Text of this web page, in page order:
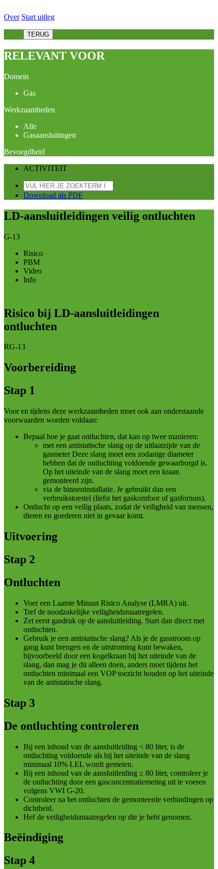
Over Start uitleg
TERUG
RELEVANT VOOR
Domein
Gas
Werkzaamheden
Alle
Gasaansluitingen
Bevoegdheid
ACTIVITEIT
Download als PDF
LD-aansluitleidingen veilig ontluchten
G-13
Risico
PBM
Video
Info
Risico bij LD-aansluitleidingen
ontluchten
RG-13
Voorbereiding
Stap 1
Voor en tijdens deze werkzaamheden moet ook aan onderstaande
voorwaarden worden voldaan:
Bepaal hoe je gaat ontluchten, dat kan op twee manieren:
met een antistatische slang op de uitlaatzijde van de
gasmeter Deze slang moet een zodanige diameter
hebben dat de ontluchting voldoende gewaarborgd is.
Op het uiteinde van de slang moet een kraan
gemonteerd zijn.
via de binneninstallatie. Je gebruikt dan een
verbruikstoestel (liefst het gaskomfoor of gasfornuis).
Ontlucht op een veilig plaats, zodat de veiligheid van mensen,
dieren en goederen niet in gevaar komt.
Uitvoering
Stap 2
Ontluchten
Voer een Laatste Minuut Risico Analyse (LMRA) uit.
Tref de noodzakelijke veiligheidsmaatregelen.
Zet eerst gasdruk op de aansluitleiding. Start dan direct met
ontluchten.
Gebruik je een antistatische slang? Als je de gasstroom op
gang kunt brengen en de uitstroming kunt bewaken,
bijvoorbeeld door een kogelkraan bij het uiteinde van de
slang, dan mag je dit alleen doen, anders moet tijdens het
ontluchten minimaal een VOP toezicht houden op het uiteinde
van de antistatische slang.
Stap 3
De ontluchting controleren
Bij een inhoud van de aansluitleiding < 80 liter, is de
ontluchting voldoende als bij het uiteinde van de slang
minimaal 10% LEL wordt gemeten.
Bij een inhoud van de aansluitleiding ≥ 80 liter, controleer je
de ontluchting door een gasconcentratiemeting uit te voeren
volgens VWI G-20.
Controleer na het ontluchten de gemonteerde verbindingen op
dichtheid.
Hef de veiligheidsmaatregelen op die je hebt genomen.
Beëindiging
Stap 4